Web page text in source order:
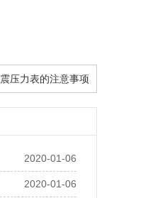
压力表的注意事项
2020-01-06
2020-01-06